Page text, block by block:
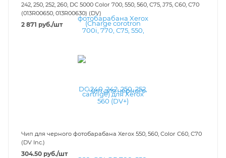
242, 250, 252, 260, DC 5000 Color 700, 550, 560, C75, J75, C60, C70
(013R00650, 013R00630) (DV)
2 871 руб./шт
Чип для черного фотобарабана Xerox 550, 560, Color C60, C70
(DV Inc.)
304.50 руб./шт